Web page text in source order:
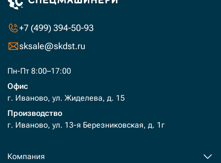
+7 (499) 394-50-93
sksale@skdst.ru
Пн-Пт 8:00–17:00
Офис
г. Иваново, ул. Жиделева, д. 15
Производство
г. Иваново, ул. 13-я Березниковская, д. 1г
Компания